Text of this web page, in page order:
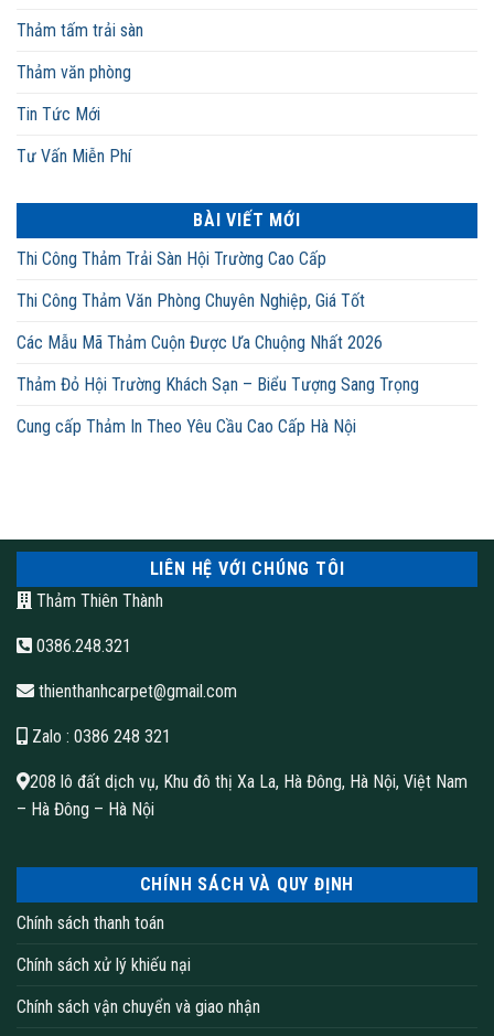
Thảm tấm trải sàn
Thảm văn phòng
Tin Tức Mới
Tư Vấn Miễn Phí
BÀI VIẾT MỚI
Thi Công Thảm Trải Sàn Hội Trường Cao Cấp
Thi Công Thảm Văn Phòng Chuyên Nghiệp, Giá Tốt
Các Mẫu Mã Thảm Cuộn Được Ưa Chuộng Nhất 2026
Thảm Đỏ Hội Trường Khách Sạn – Biểu Tượng Sang Trọng
Cung cấp Thảm In Theo Yêu Cầu Cao Cấp Hà Nội
LIÊN HỆ VỚI CHÚNG TÔI
Thảm Thiên Thành
0386.248.321
thienthanhcarpet@gmail.com
Zalo : 0386 248 321
208 lô đất dịch vụ, Khu đô thị Xa La, Hà Đông, Hà Nội, Việt Nam
– Hà Đông – Hà Nội
CHÍNH SÁCH VÀ QUY ĐỊNH
Chính sách thanh toán
Chính sách xử lý khiếu nại
Chính sách vận chuyển và giao nhận